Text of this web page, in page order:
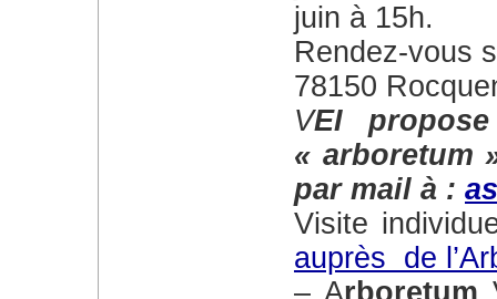
juin à 15h.
Rendez-vous
78150
VEI propose de constituer un groupe
« arboretum
par mail à :
Visite
auprès de
– Arboretum